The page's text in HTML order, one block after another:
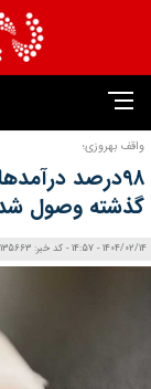
واقف بهروزی؛
۹۸درصد
گذشته وصول
1404/02/14 - 14:57 - کد خبر: 135663